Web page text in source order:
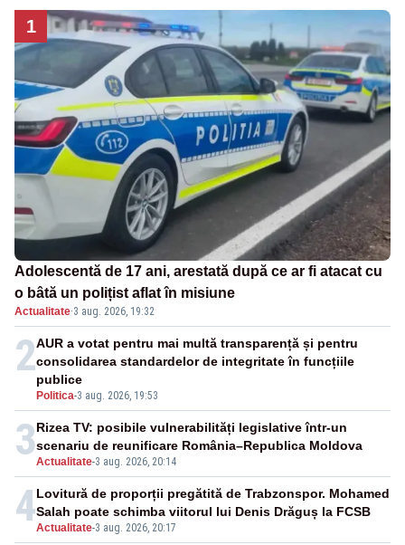
1
Adolescentă de 17 ani, arestată după ce ar fi atacat cu
o bâtă un polițist aflat în misiune
Actualitate·3 aug. 2026, 19:32
2
Politica-3 aug. 2026, 19:53
AUR a votat pentru mai multă transparență și pentru
consolidarea standardelor de integritate în funcțiile
publice
3Actualitate-3 aug. 2026, 20:14
Rizea TV: posibile vulnerabilități legislative într-un
scenariu de reunificare România–Republica Moldova
4Actualitate-3 aug. 2026, 20:17
Lovitură de proporții pregătită de Trabzonspor. Mohamed
Salah poate schimba viitorul lui Denis Drăguș la FCSB